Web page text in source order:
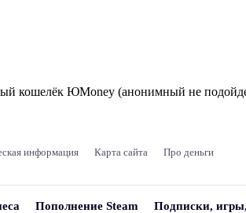
кошелёк ЮMoney (анонимный не
информация Карта сайта Про деньги
Пополнение Steam Подписки,